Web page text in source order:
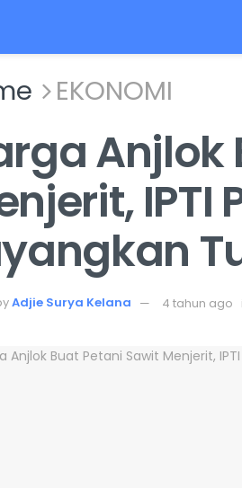
EKONOMI
Anjlok
Adjie Surya Kelana 4 tahun ago